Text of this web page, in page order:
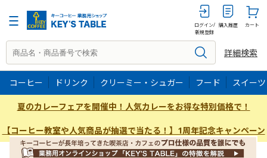
ログイン/
新規登録
購入履歴 カート
詳細検索
コーヒー ドリンク クリーミー・シュガー フード スイーツ
夏のカレーフェアを開催中！人気カレーをお得な特別価格で！
【コーヒー教室や人気商品が抽選で当たる！】1周年記念キャンペーン